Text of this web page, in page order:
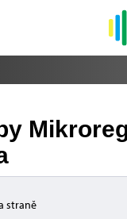
straně